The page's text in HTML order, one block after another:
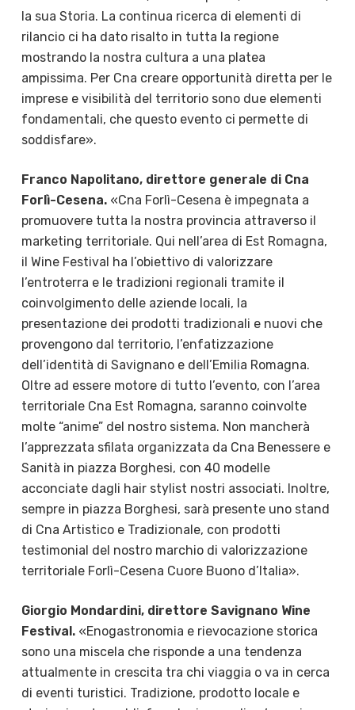
la sua Storia. La continua ricerca di elementi di
rilancio ci ha dato risalto in tutta la regione
mostrando la nostra cultura a una platea
ampissima. Per Cna creare opportunità diretta per le
imprese e visibilità del territorio sono due elementi
fondamentali, che questo evento ci permette di
soddisfare».
Franco Napolitano, direttore generale di Cna
Forlì-Cesena.«Cna Forlì-Cesena è impegnata a
promuovere tutta la nostra provincia attraverso il
marketing territoriale. Qui nell’area di Est Romagna,
il Wine Festival ha l’obiettivo di valorizzare
l’entroterra e le tradizioni regionali tramite il
coinvolgimento delle aziende locali, la
presentazione dei prodotti tradizionali e nuovi che
provengono dal territorio, l’enfatizzazione
dell’identità di Savignano e dell’Emilia Romagna.
Oltre ad essere motore di tutto l’evento, con l’area
territoriale Cna Est Romagna, saranno coinvolte
molte “anime” del nostro sistema. Non mancherà
l’apprezzata sfilata organizzata da Cna Benessere e
Sanità in piazza Borghesi, con 40 modelle
acconciate dagli hair stylist nostri associati. Inoltre,
sempre in piazza Borghesi, sarà presente uno stand
di Cna Artistico e Tradizionale, con prodotti
testimonial del nostro marchio di valorizzazione
territoriale Forlì-Cesena Cuore Buono d’Italia».
Giorgio Mondardini, direttore Savignano Wine
Festival.«Enogastronomia e rievocazione storica
sono una miscela che risponde a una tendenza
attualmente in crescita tra chi viaggia o va in cerca
di eventi turistici. Tradizione, prodotto locale e